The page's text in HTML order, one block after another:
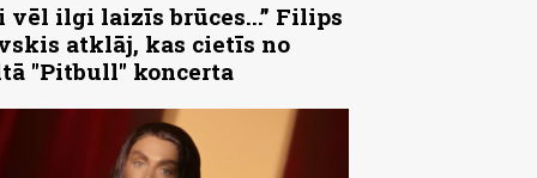
vēl ilgi laizīs brūces...” Filips
atklāj, kas cietīs no
"Pitbull" koncerta